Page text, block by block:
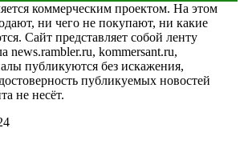
коммерческим проектом. На этом
ни чего не покупают, ни какие
Сайт представляет собой ленту
news.rambler.ru, kommersant.ru,
публикуются без искажения,
публикуемых новостей
не несёт.